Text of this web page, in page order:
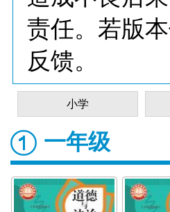
责任。若版
反馈。
小学
一年级